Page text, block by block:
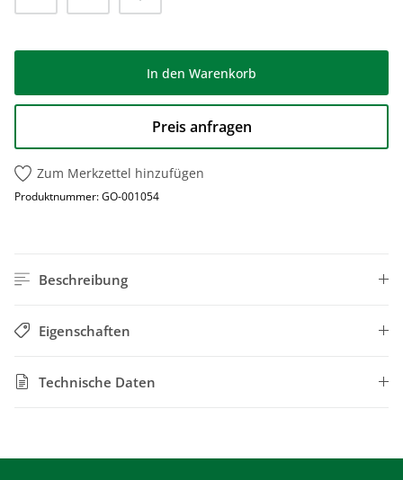
In den Warenkorb
Preis anfragen
Zum Merkzettel hinzufügen
Produktnummer:GO-001054
Beschreibung
Eigenschaften
Technische Daten